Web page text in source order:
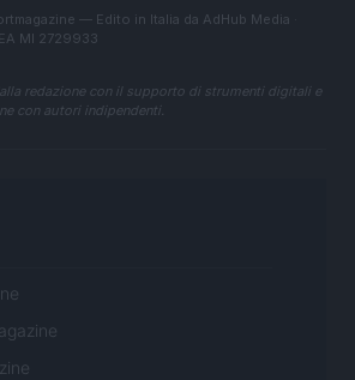
— Edito in Italia da AdHub Media
MI 2729933
redazione con il supporto di strumenti digitali e
con autori indipendenti.